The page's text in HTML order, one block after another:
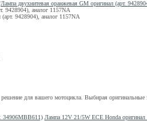
Лампа двухнитевая оранжевая GM оригинал (арт.
9428904), аналог 1157NA
для вашего мотоцикла. Выбирая оригинальные
Лампа 12V 21/5W ECE Honda